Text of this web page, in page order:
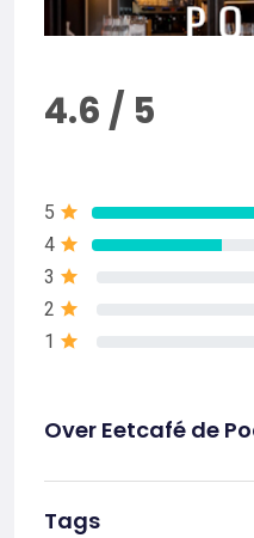
4.6 / 5
5
4
3
2
1
Over Eetcafé de
Tags